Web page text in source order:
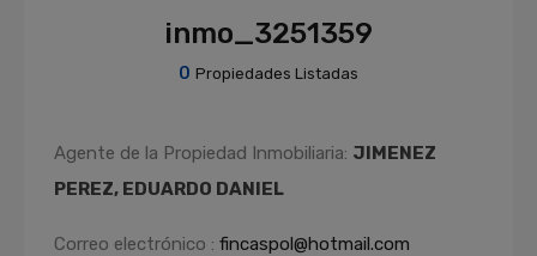
inmo_3251359
0 Propiedades Listadas
Agente de la Propiedad Inmobiliaria: JIMENEZ
PEREZ, EDUARDO DANIEL
Correo electrónico : fincaspol@hotmail.com